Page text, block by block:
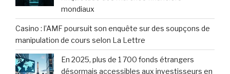
mondiaux
Casino : l’AMF poursuit son enquête sur des soupçons de
manipulation de cours selon La Lettre
En 2025, plus de 1 700 fonds étrangers
désormais accessibles aux investisseurs en